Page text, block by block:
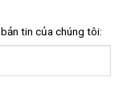
tin của chúng tôi: